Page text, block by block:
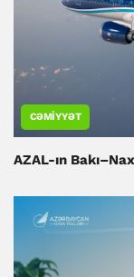
CƏMIYYƏT
AZAL-ın